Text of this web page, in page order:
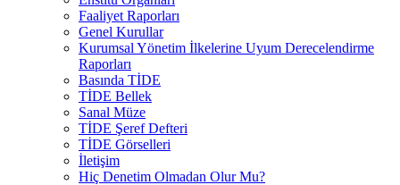
Faaliyet Raporları
Genel Kurullar
Kurumsal Yönetim İlkelerine Uyum Derecelendirme
Raporları
Basında TİDE
TİDE Bellek
Sanal Müze
TİDE Şeref Defteri
TİDE Görselleri
İletişim
Hiç Denetim Olmadan Olur Mu?